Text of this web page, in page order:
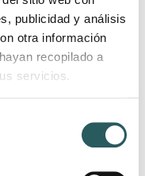
publicidad y análisis
otra información
recopilado a
servicios.
simbiosis con